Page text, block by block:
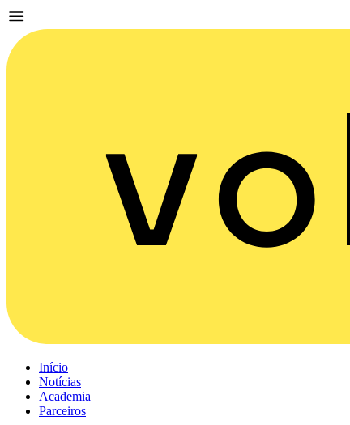
Início
Notícias
Academia
Parceiros